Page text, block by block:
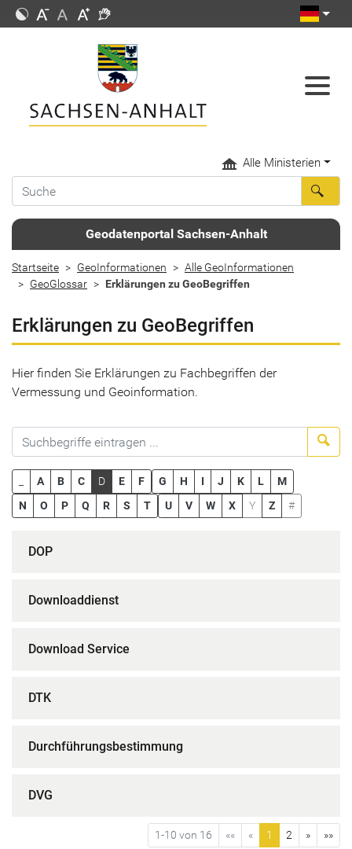
Alle Ministerien
Geodatenportal Sachsen-Anhalt
Startseite GeoInformationen
Alle GeoInformationen
GeoGlossar
Erklärungen zu GeoBegriffen
Erklärungen zu GeoBegriffen
Hier finden Sie Erklärungen zu Fachbegriffen der
Vermessung und Geoinformation.
A B C D E F G H I J K L
M
N
O P Q R S T U V W X Y Z #
DOP
Downloaddienst
Download Service
DTK
Durchführungsbestimmung
DVG
1-10 von 16 «« « 1 2 » »»